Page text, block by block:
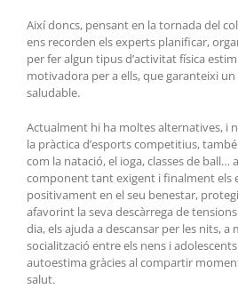
Així doncs, pensant en la tornada del
ens recorden els experts planificar,
per fer algun tipus d’activitat física
motivadora per a ells, que garanteixi
saludable.
Actualment hi ha moltes alternatives, i
la pràctica d’esports competitius,
com la natació, el ioga, classes de
component tant exigent i finalment els
positivament en el seu benestar,
afavorint la seva descàrrega de
dia, els ajuda a descansar per les nits, a
socialització entre els nens i
autoestima gràcies al compartir
salut.